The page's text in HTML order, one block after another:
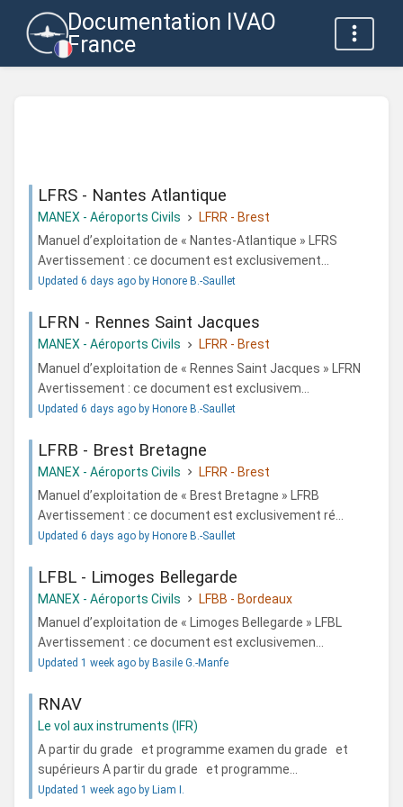
Documentation IVAO
France
LFRS - Nantes Atlantique
MANEX - Aéroports Civils
LFRR - Brest
Manuel d’exploitation de « Nantes-Atlantique » LFRS
Avertissement : ce document est exclusivement...
Updated 6 days ago by Honore B.-Saullet
LFRN - Rennes Saint Jacques
MANEX - Aéroports Civils
LFRR - Brest
Manuel d’exploitation de « Rennes Saint Jacques » LFRN
Avertissement : ce document est exclusivem...
Updated 6 days ago by Honore B.-Saullet
LFRB - Brest Bretagne
MANEX - Aéroports Civils
LFRR - Brest
Manuel d’exploitation de « Brest Bretagne » LFRB
Avertissement : ce document est exclusivement ré...
Updated 6 days ago by Honore B.-Saullet
LFBL - Limoges Bellegarde
MANEX - Aéroports Civils
LFBB - Bordeaux
Manuel d’exploitation de « Limoges Bellegarde » LFBL
Avertissement : ce document est exclusivemen...
Updated 1 week ago by Basile G.-Manfe
RNAV
Le vol aux instruments (IFR)
A partir du grade et programme examen du grade et
supérieurs A partir du grade et programme...
Updated 1 week ago by Liam I.